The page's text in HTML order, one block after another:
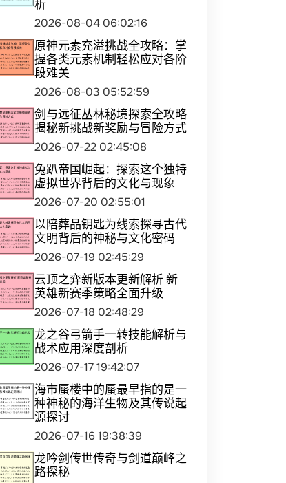
析
2026-08-04 06:02:16
原神元素充溢挑战全攻略：掌
握各类元素机制轻松应对各阶
段难关
2026-08-03 05:52:59
剑与远征丛林秘境探索全攻略
揭秘新挑战新奖励与冒险方式
2026-07-22 02:45:08
兔趴帝国崛起：探索这个独特
虚拟世界背后的文化与现象
2026-07-20 02:55:01
以陪葬品钥匙为线索探寻古代
文明背后的神秘与文化密码
2026-07-19 02:45:29
云顶之弈新版本更新解析 新
英雄新赛季策略全面升级
2026-07-18 02:48:29
龙之谷弓箭手一转技能解析与
战术应用深度剖析
2026-07-17 19:42:07
海市蜃楼中的蜃最早指的是一
种神秘的海洋生物及其传说起
源探讨
2026-07-16 19:38:39
龙吟剑传世传奇与剑道巅峰之
路探秘